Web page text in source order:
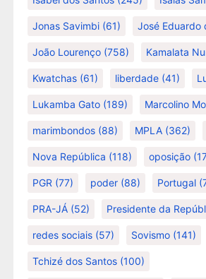
Jonas Savimbi (61) José Eduardo
João Lourenço (758) Kamalata
Kwatchas (61) liberdade (41)
Lukamba Gato (189) Marcolino
marimbondos (88) MPLA (362)
Nova República (118) oposição
PGR (77) poder (88) Portugal
PRA-JÁ (52) Presidente da
redes sociais (57) Sovismo (141)
Tchizé dos Santos (100)